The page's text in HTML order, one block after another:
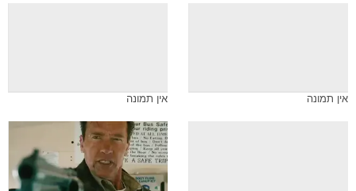
אין תמונה אין תמונה